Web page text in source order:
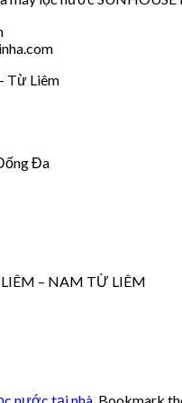
Từ Liêm
Đa
– NAM TỪ LIÊM